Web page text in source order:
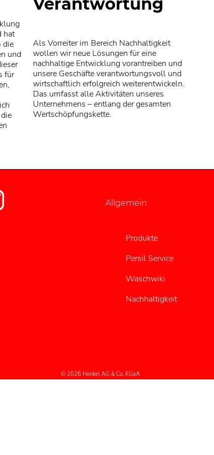
hat
die
und
für
Als Vorreiter im Bereich Nachhaltigkeit
wollen wir neue Lösungen für eine
nachhaltige Entwicklung vorantreiben und
unsere Geschäfte verantwortungsvoll und
wirtschaftlich erfolgreich weiterentwickeln.
Das umfasst alle Aktivitäten unseres
Unternehmens – entlang der gesamten
Wertschöpfungskette.
Allgemein
Produkte
Persil Service
Waschwiki
Nachhaltigkeit
© 2026 Henkel AG & Co. KGaA